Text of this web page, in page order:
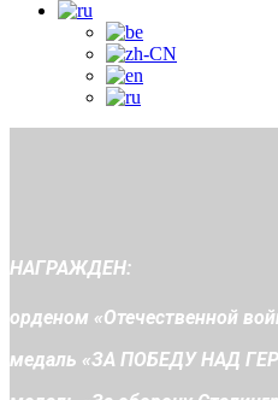
НАГРАЖДЕН:
орденом «Отечественной
медаль «ЗА ПОБЕДУ НАД